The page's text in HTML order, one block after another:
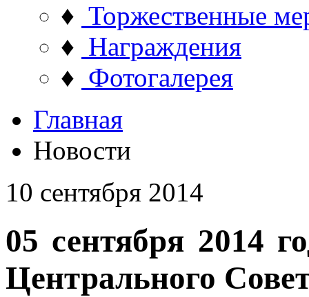
♦ Торжественные
♦ Награждения
♦ Фотогалерея
Главная
Новости
10 сентября 2014
05 сентября 2014
Центрального